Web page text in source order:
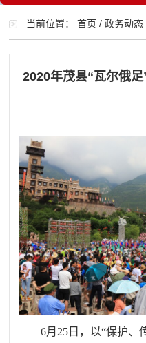
当前位置：首页 /政务动态
2020年茂县“瓦尔俄
6月 25 日，以“保护、